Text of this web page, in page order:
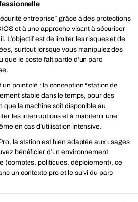
entreprise” grâce à des protections
et à une approche visant à sécuriser
L’objectif est de limiter les risques et de
surtout lorsque vous manipulez des
que le poste fait partie d’un parc
point clé : la conception “station de
stable dans le temps, pour des
que la machine soit disponible au
les interruptions et à maintenir une
en cas d’utilisation intensive.
la station est bien adaptée aux usages
bénéficier d’un environnement
(comptes, politiques, déploiement), ce
un contexte pro et le suivi du parc